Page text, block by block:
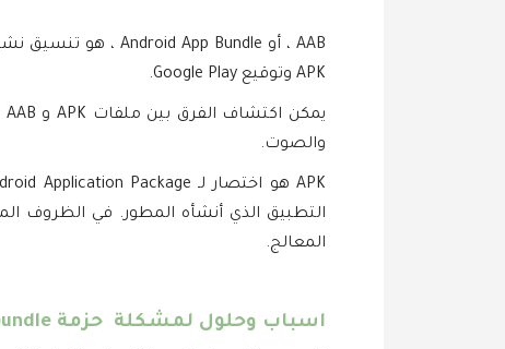
APK وتوقيع Google Play.
والصوت.
المعالج.
اسباب وحلول لمشكلة حزمة android app bundle باستخدام مفتاح غير صحيح